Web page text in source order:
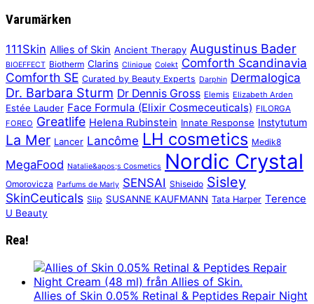
Varumärken
111Skin Allies of Skin Ancient Therapy Augustinus Bader
BIOEFFECT Biotherm Clarins Clinique Colekt Comforth Scandinavia
Comforth SE Curated by Beauty Experts Darphin Dermalogica
Dr. Barbara Sturm Dr Dennis Gross Elemis Elizabeth Arden
Estée Lauder Face Formula (Elixir Cosmeceuticals) FILORGA
FOREO Greatlife Helena Rubinstein Innate Response Instytutum
La Mer Lancer Lancôme LH cosmetics Medik8
MegaFood Natalie&apos;s Cosmetics Nordic Crystal
Omorovicza Parfums de Marly SENSAI Shiseido Sisley
SkinCeuticals Slip SUSANNE KAUFMANN Tata Harper Terence
U Beauty
Rea!
Allies of Skin 0.05% Retinal & Peptides Repair Night